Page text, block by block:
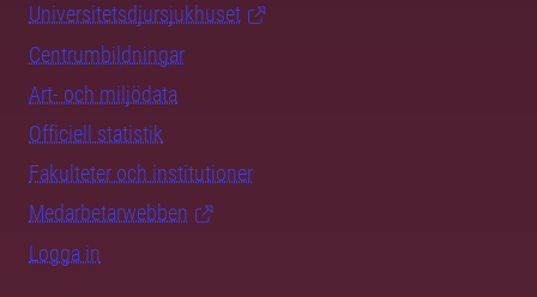
Universitetsdjursjukhuset
Centrumbildningar
Art- och miljödata
Officiell statistik
Fakulteter och institutioner
Medarbetarwebben
Logga in